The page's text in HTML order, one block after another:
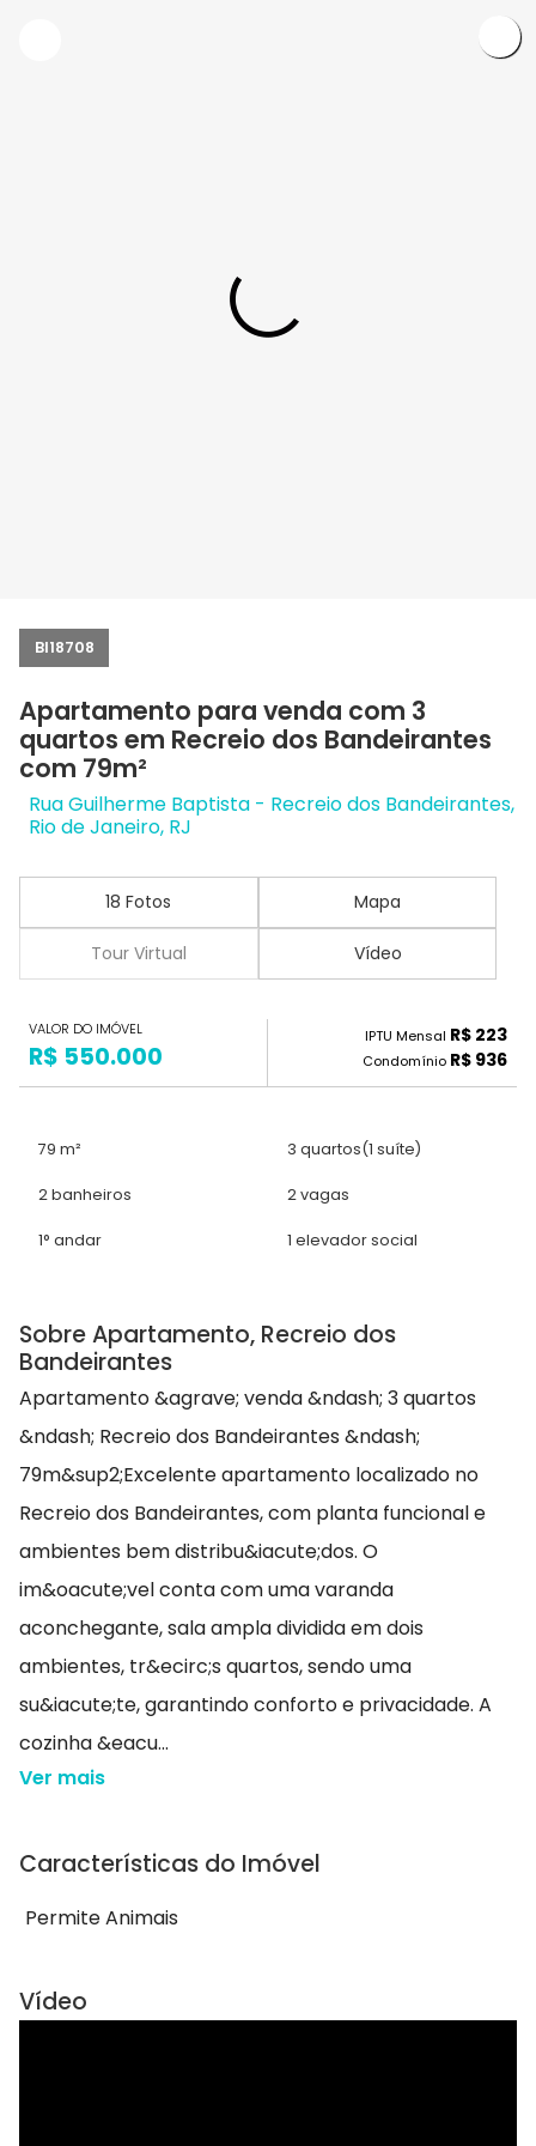
BI18708
Apartamento para venda com 3
quartos em Recreio dos Bandeirantes
com 79m²
Rua Guilherme Baptista - Recreio dos Bandeirantes,
Rio de Janeiro, RJ
18 Fotos Mapa
Tour Virtual Vídeo
VALOR DO IMÓVEL
R$ 550.000
IPTU Mensal R$ 223
Condomínio R$ 936
79 m² 3 quartos(1 suíte)
2 banheiros 2 vagas
1° andar 1 elevador social
Sobre Apartamento, Recreio dos
Bandeirantes
Apartamento &agrave; venda &ndash; 3 quartos
&ndash; Recreio dos Bandeirantes &ndash;
79m&sup2;Excelente apartamento localizado no
Recreio dos Bandeirantes, com planta funcional e
ambientes bem distribu&iacute;dos. O
im&oacute;vel conta com uma varanda
aconchegante, sala ampla dividida em dois
ambientes, tr&ecirc;s quartos, sendo uma
su&iacute;te, garantindo conforto e privacidade. A
cozinha &eacu...
Ver mais
Características do Imóvel
Permite Animais
Vídeo